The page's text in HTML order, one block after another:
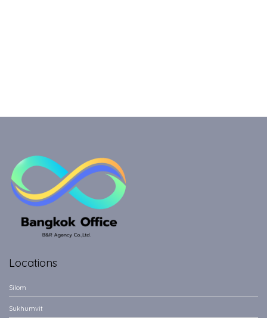
Locations
Silom
Sukhumvit